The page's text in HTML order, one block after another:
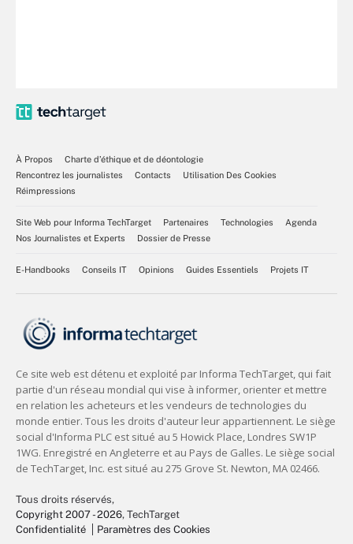
À Propos
Charte d’éthique et de déontologie
Rencontrez les journalistes
Contacts
Utilisation Des Cookies
Réimpressions
Site Web pour Informa TechTarget Partenaires Technologies
Agenda
Nos Journalistes et Experts
Dossier de Presse
E-Handbooks Conseils IT Opinions Guides Essentiels Projets IT
Tous droits réservés,
Copyright 2007 - 2026, TechTarget
Confidentialité
Paramètres des Cookies